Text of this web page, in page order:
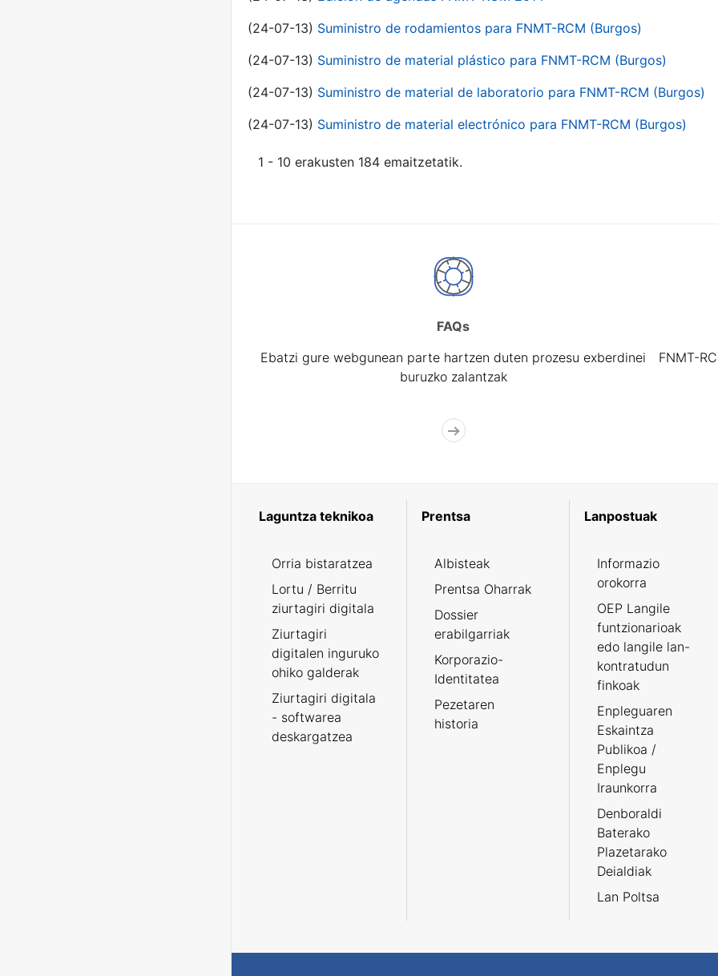
(24-07-13) Suministro de rodamientos para FNMT-RCM (Burgos)
(24-07-13) Suministro de material plástico para FNMT-RCM (Burgos)
(24-07-13) Suministro de material de laboratorio para FNMT-RCM (Burgos)
(24-07-13) Suministro de material electrónico para FNMT-RCM (Burgos)
1 - 10 erakusten 184 emaitzetatik.
FAQs
Ebatzi gure webgunean parte hartzen duten prozesu exberdinei
buruzko zalantzak
FNMT-
Laguntza teknikoa
Orria bistaratzea
Lortu / Berritu
ziurtagiri digitala
Ziurtagiri
digitalen inguruko
ohiko galderak
Ziurtagiri digitala
- softwarea
deskargatzea
Prentsa
Albisteak
Prentsa Oharrak
Dossier
erabilgarriak
Korporazio-
Identitatea
Pezetaren
historia
Lanpostuak
Informazio
orokorra
OEP Langile
funtzionarioak
edo langile lan-
kontratudun
finkoak
Enpleguaren
Eskaintza
Publikoa /
Enplegu
Iraunkorra
Denboraldi
Baterako
Plazetarako
Deialdiak
Lan Poltsa